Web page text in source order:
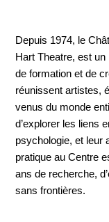
Depuis 1974, le
Hart Theatre, est un
de formation et de
réunissent artistes,
venus du monde
d’explorer les liens
psychologie, et leur
pratique au Centre
ans de recherche,
sans frontières.